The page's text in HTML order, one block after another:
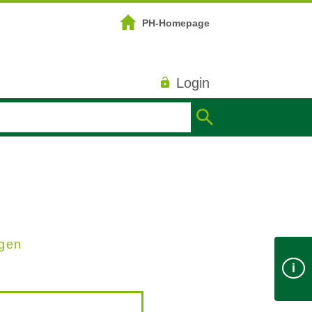
Login
PH-Homepage
i